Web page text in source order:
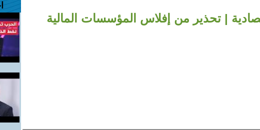
| تحذير من إفلاس المؤسسات المالية